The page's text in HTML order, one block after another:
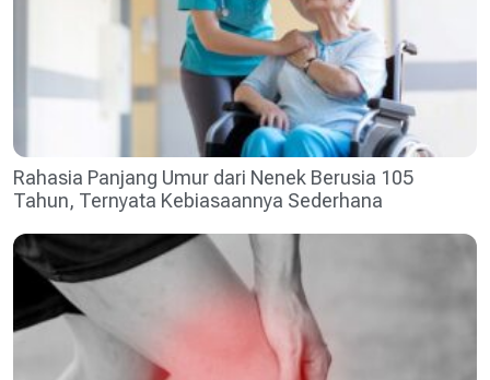
Rahasia Panjang Umur dari Nenek Berusia 105
Tahun, Ternyata Kebiasaannya Sederhana